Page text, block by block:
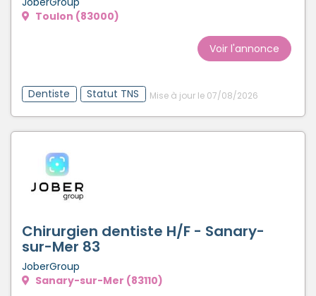
Toulon (83000)
Voir l'annonce
Dentiste Statut TNS Mise à jour le 07/08/2026
Chirurgien dentiste H/F - Sanary-
sur-Mer 83
JoberGroup
Sanary-sur-Mer (83110)